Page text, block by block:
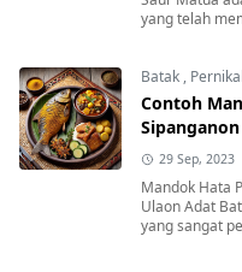
yang telah
Batak,
Contoh
29 Sep, 2023
Mandok Hata
Ulaon Adat
yang sangat